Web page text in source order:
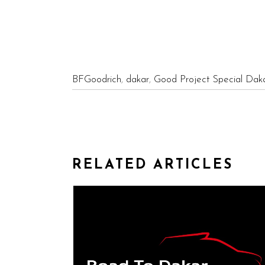
BFGoodrich, dakar, Good Project Special
RELATED ARTICLES